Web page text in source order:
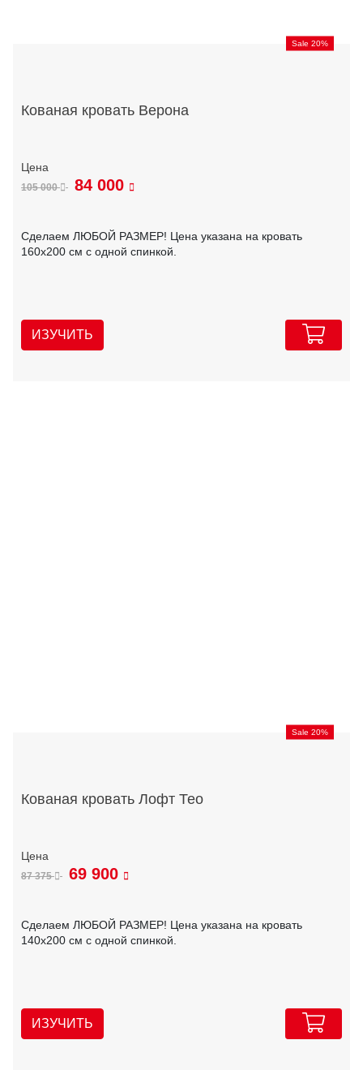
Sale 20%
Кованая кровать Верона
105 000 84 000
Сделаем ЛЮБОЙ РАЗМЕР! Цена указана на кровать
160х200 см с одной спинкой.
ИЗУЧИТЬ
Sale 20%
Кованая кровать Лофт Тео
87 375 69 900
Сделаем ЛЮБОЙ РАЗМЕР! Цена указана на кровать
140х200 см с одной спинкой.
ИЗУЧИТЬ